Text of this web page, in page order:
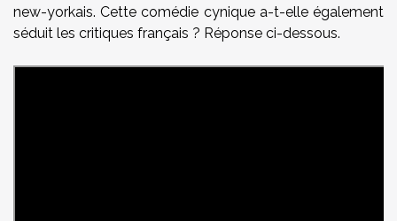
new-yorkais. Cette comédie cynique a-t-elle également
séduit les critiques français ? Réponse ci-dessous.